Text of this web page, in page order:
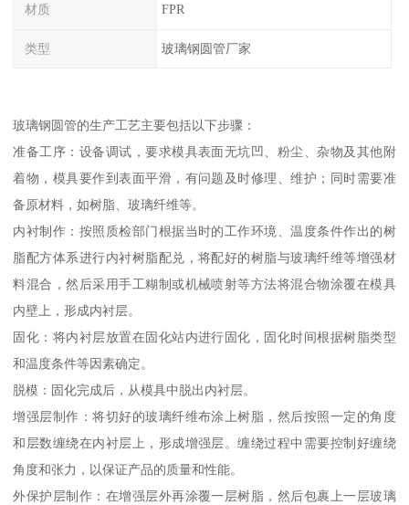
材质 FPR
类型 玻璃钢圆管厂家
玻璃钢圆管的生产工艺主要包括以下步骤：
准备工序：设备调试，要求模具表面无坑凹、粉尘、杂物及其他附
着物，模具要作到表面平滑，有问题及时修理、维护；同时需要准
备原材料，如树脂、玻璃纤维等。
内衬制作：按照质检部门根据当时的工作环境、温度条件作出的树
脂配方体系进行内衬树脂配兑，将配好的树脂与玻璃纤维等增强材
料混合，然后采用手工糊制或机械喷射等方法将混合物涂覆在模具
内壁上，形成内衬层。
固化：将内衬层放置在固化站内进行固化，固化时间根据树脂类型
和温度条件等因素确定。
脱模：固化完成后，从模具中脱出内衬层。
增强层制作：将切好的玻璃纤维布涂上树脂，然后按照一定的角度
和层数缠绕在内衬层上，形成增强层。缠绕过程中需要控制好缠绕
角度和张力，以保证产品的质量和性能。
外保护层制作：在增强层外再涂覆一层树脂，然后包裹上一层玻璃